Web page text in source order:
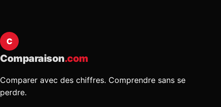
C
Comparaison.com
Comparer avec des chiffres. Comprendre sans se
perdre.